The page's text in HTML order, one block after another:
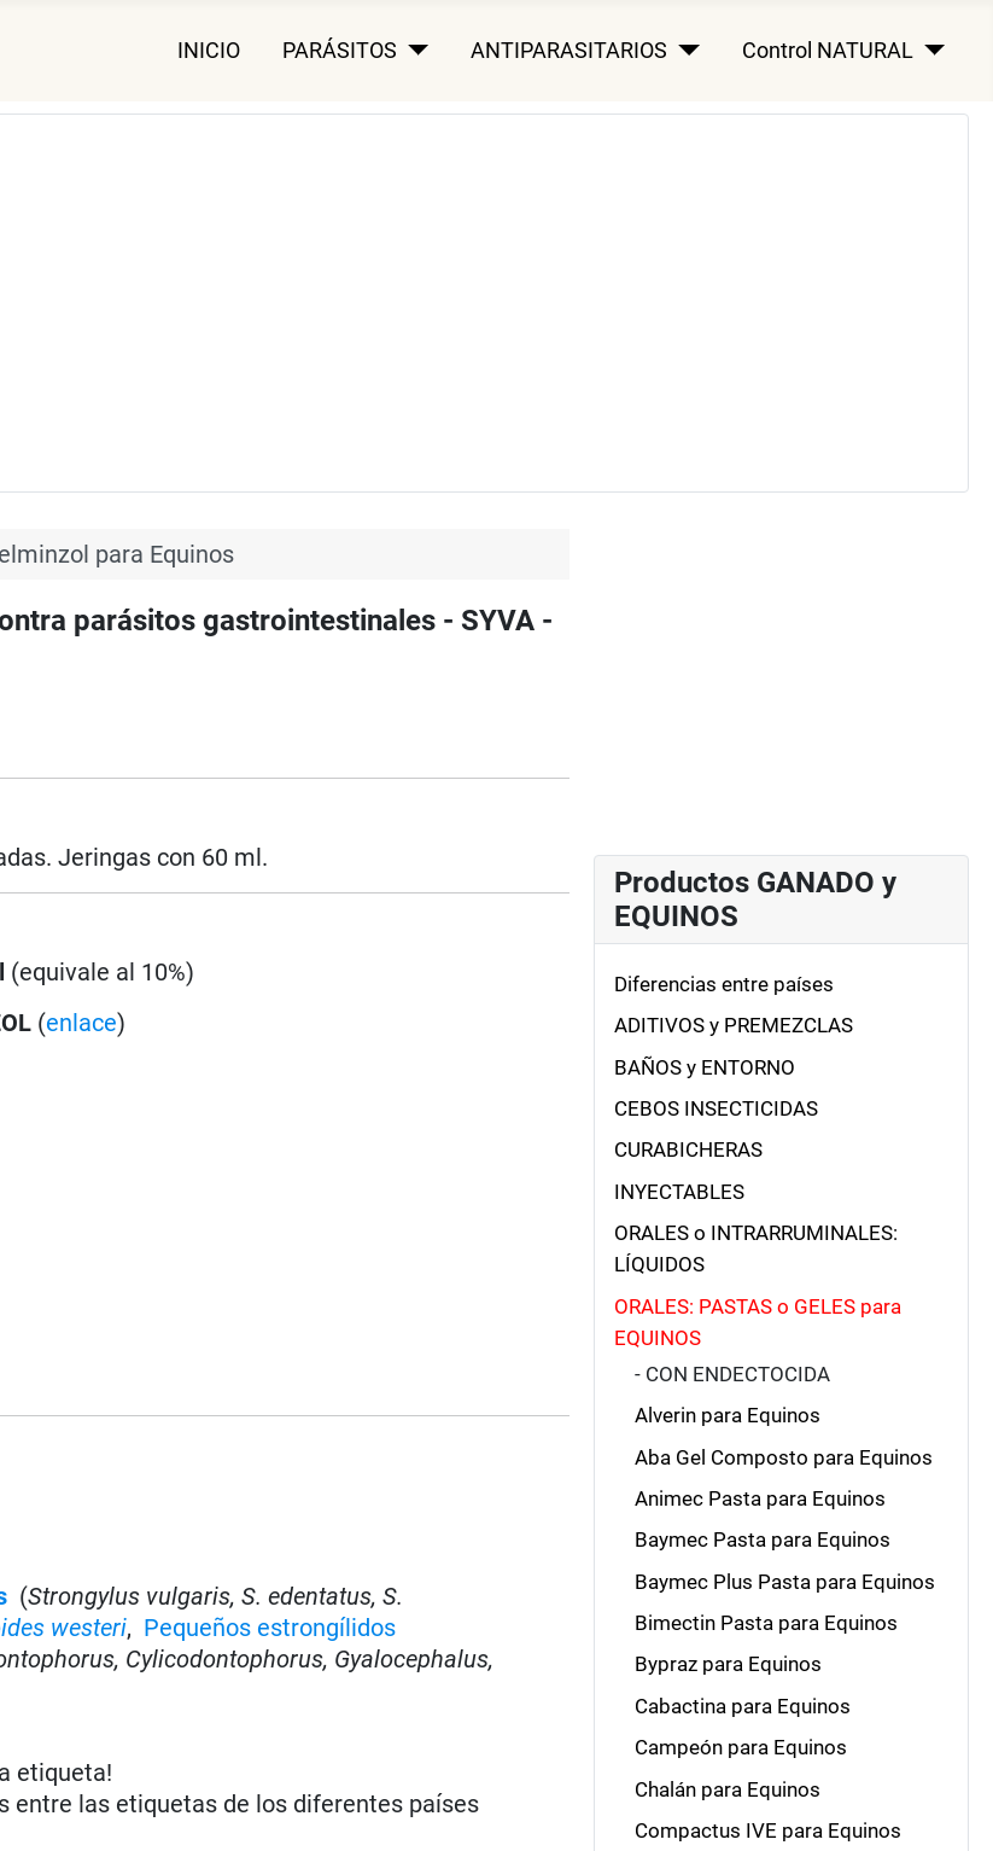
INICIO PARÁSITOS ANTIPARASITARIOS Control NATURAL
para Equinos
parásitos gastrointestinales - SYVA -
Jeringas con 60 ml.
(equivale al 10%)
(enlace)
(Strongylus vulgaris, S. edentatus, S.
westeri, Pequeños estrongílidos
Cylicodontophorus, Gyalocephalus,
etiqueta!
entre las etiquetas de los diferentes países
Productos GANADO y
EQUINOS
Diferencias entre países
ADITIVOS y PREMEZCLAS
BAÑOS y ENTORNO
CEBOS INSECTICIDAS
CURABICHERAS
INYECTABLES
ORALES o INTRARRUMINALES:
LÍQUIDOS
ORALES: PASTAS o GELES para
EQUINOS
- CON ENDECTOCIDA
Alverin para Equinos
Aba Gel Composto para Equinos
Animec Pasta para Equinos
Baymec Pasta para Equinos
Baymec Plus Pasta para Equinos
Bimectin Pasta para Equinos
Bypraz para Equinos
Cabactina para Equinos
Campeón para Equinos
Chalán para Equinos
Compactus IVE para Equinos